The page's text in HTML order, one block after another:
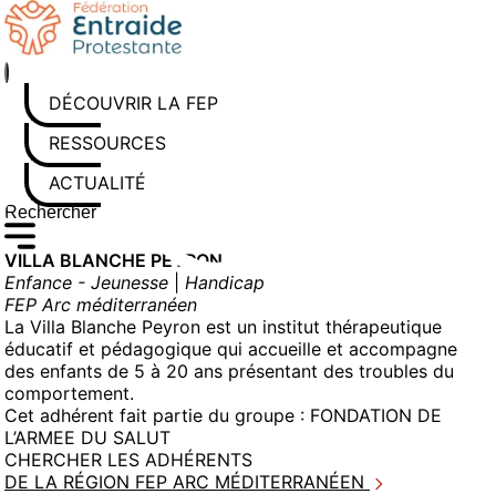
Aller
au
contenu
DÉCOUVRIR LA FEP
RESSOURCES
ACTUALITÉS
Rechercher sur le site
Saisissez au moins 3 caractères pour lancer la recherche
VILLA BLANCHE PEYRON
Enfance - Jeunesse
Handicap
FEP Arc méditerranéen
La Villa Blanche Peyron est un institut thérapeutique
éducatif et pédagogique qui accueille et accompagne
des enfants de 5 à 20 ans présentant des troubles du
comportement.
Cet adhérent fait partie du groupe : FONDATION DE
L’ARMEE DU SALUT
CHERCHER LES ADHÉRENTS
DE LA RÉGION FEP ARC MÉDITERRANÉEN